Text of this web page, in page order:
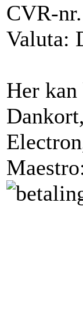
CVR-
Valuta:
Her kan